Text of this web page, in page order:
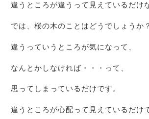
違うところが違うって見えているだけ
では、桜の木のことはどうでしょうか？
違うっていうところが気になって、
なんとかしなければ・・・って、
思ってしまっているだけです。
違うところが心配って見えているだけ